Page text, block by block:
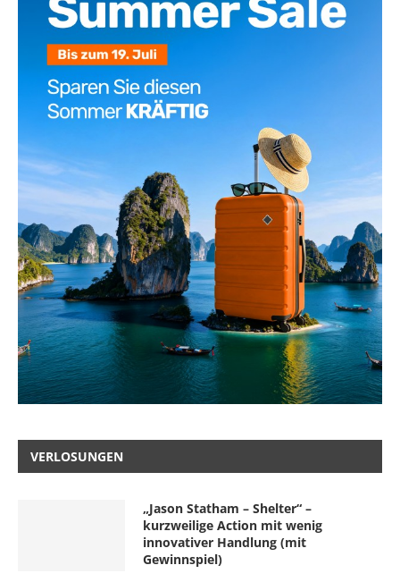
VERLOSUNGEN
„Jason Statham – Shelter“ –
kurzweilige Action mit wenig
innovativer Handlung (mit
Gewinnspiel)